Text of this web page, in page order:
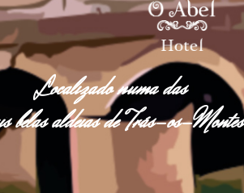
Localizado numa das
belas aldeias de Trás-os-Montes